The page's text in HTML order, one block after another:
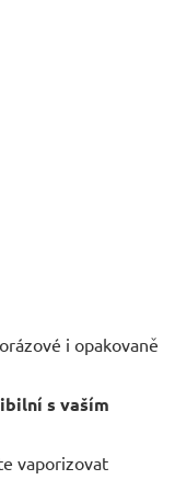
i opakovaně
s vaším
vaporizovat